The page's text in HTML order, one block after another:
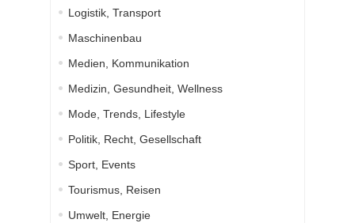
Logistik, Transport
Maschinenbau
Medien, Kommunikation
Medizin, Gesundheit, Wellness
Mode, Trends, Lifestyle
Politik, Recht, Gesellschaft
Sport, Events
Tourismus, Reisen
Umwelt, Energie